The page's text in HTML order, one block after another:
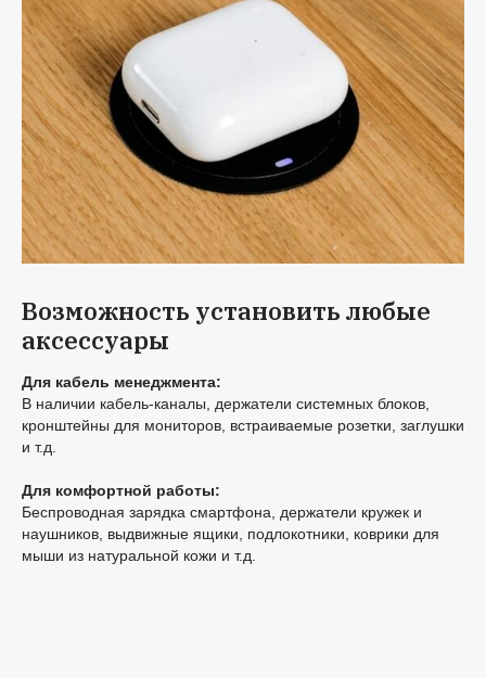
Возможность установить любые
аксессуары
Для кабель менеджмента:
В наличии кабель-каналы, держатели системных блоков,
кронштейны для мониторов, встраиваемые розетки, заглушки
и т.д.
Для комфортной работы:
Беспроводная зарядка смартфона, держатели кружек и
наушников, выдвижные ящики, подлокотники, коврики для
мыши из натуральной кожи и т.д.